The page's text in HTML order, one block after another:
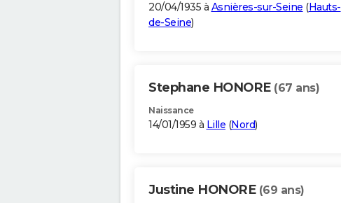
20/04/1935 à Asnières-sur-Seine (Hauts-
de-Seine)
Stephane HONORE (67 ans)
Naissance
14/01/1959 à Lille (Nord)
Justine HONORE (69 ans)